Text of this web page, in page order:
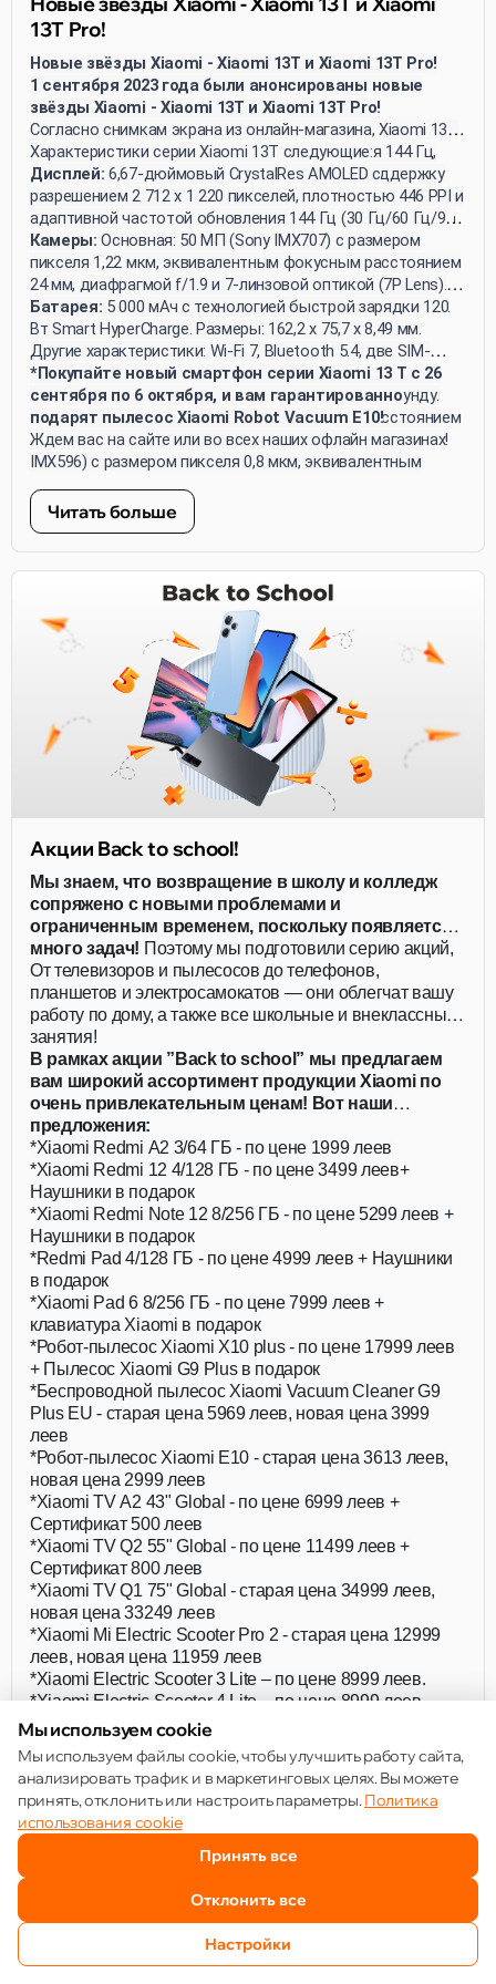
13T Pro!
Новые звёзды Xiaomi - Xiaomi 13T и Xiaomi 13T Pro!
1 сентября 2023 года были анонсированы новые
звёзды Xiaomi - Xiaomi 13T и Xiaomi 13T Pro!
Согласно снимкам экрана из онлайн-магазина, Xiaomi 13T
получил AMOLED-экран с частотой обновления 144 Гц,
камеру Leica, батарею ёмкостью 5000 мАч и поддержку
быстрой зарядки 67 Вт. Xiaomi 13T Pro также
поддерживает быструю зарядку мощностью 120 Вт. Оба
смартфона работают на платформе MIUI 14 и
поставляются с прилагаемыми зарядными устройствами.
Характеристики серии Xiaomi 13T следующие:
Дисплей:6,67-дюймовый CrystalRes AMOLED с
разрешением 2 712 x 1 220 пикселей, плотностью 446 PPI и
адаптивной частотой обновления 144 Гц (30 Гц/60 Гц/90
Гц/120 Гц/144 Гц). Типичная яркость составляет 500
нитов, с максимальной яркостью HBM 1 200 нитов и
пиковой 2 600 нитов. Экран охватывает 100% цветовой
гаммы DCI-P3 и поддерживает 10-битную глубину цвета.
Камеры: Основная: 50 МП (Sony IMX707) с размером
пикселя 1,22 мкм, эквивалентным фокусным расстоянием
24 мм, диафрагмой f/1.9 и 7-линзовой оптикой (7P Lens).
Телеобъектив: 50 МП (Omnivision OV50D) с оптическим
увеличением 2x, размером пикселя 0,61 мкм,
эквивалентным фокусным расстоянием 50 мм,
диафрагмой f/1.9 и 5-линзовой оптикой (5P Lens).
Широкоугольная: 13 МП (Omnivision OV13B) с размером
пикселя 1,12 мкм, эквивалентным фокусным расстоянием
15 мм и диафрагмой f/2.2. Фронтальная: 20 МП (Sony
IMX596) с размером пикселя 0,8 мкм, эквивалентным
Батарея: 5 000 мАч с технологией быстрой зарядки 120
Вт Smart HyperCharge. Размеры: 162,2 x 75,7 x 8,49 мм.
Другие характеристики: Wi-Fi 7, Bluetooth 5.4, две SIM-
карты, сертификация IP68 для водонепроницаемости и
пылезащиты, запись видео 4K при 30 кадрах в секунду.
*Покупайте новый смартфон серии Xiaomi 13 T с 26
сентября по 6 октября, и вам гарантированно
подарят пылесос Xiaomi Robot Vacuum E10!
Ждем вас на сайте или во всех наших офлайн магазинах!
Читать больше
Акции Back to school!
Мы знаем, что возвращение в школу и колледж
сопряжено с новыми проблемами и
ограниченным временем, поскольку появляется
много задач! Поэтому мы подготовили серию акций,
действующих для всей семьи!
От телевизоров и пылесосов до телефонов,
планшетов и электросамокатов — они облегчат вашу
работу по дому, а также все школьные и внеклассные
занятия!
В рамках акции ”Back to school” мы предлагаем
вам широкий ассортимент продукции Xiaomi по
очень привлекательным ценам! Вот наши
предложения:
*Xiaomi Redmi A2 3/64 ГБ - по цене 1999 леев
*Xiaomi Redmi 12 4/128 ГБ - по цене 3499 леев+
Наушники в подарок
*Xiaomi Redmi Note 12 8/256 ГБ - по цене 5299 леев +
Наушники в подарок
*Redmi Pad 4/128 ГБ - по цене 4999 леев + Наушники
в подарок
*Xiaomi Pad 6 8/256 ГБ - по цене 7999 леев +
клавиатура Xiaomi в подарок
*Робот-пылесос Xiaomi X10 plus - по цене 17999 леев
+ Пылесос Xiaomi G9 Plus в подарок
*Беспроводной пылесос Xiaomi Vacuum Cleaner G9
Plus EU - старая цена 5969 леев, новая цена 3999
леев
*Робот-пылесос Xiaomi E10 - старая цена 3613 леев,
новая цена 2999 леев
*Xiaomi TV A2 43" Global - по цене 6999 леев +
Сертификат 500 леев
*Xiaomi TV Q2 55" Global - по цене 11499 леев +
Сертификат 800 леев
*Xiaomi TV Q1 75" Global - старая цена 34999 леев,
новая цена 33249 леев
*Xiaomi Mi Electric Scooter Pro 2 - старая цена 12999
леев, новая цена 11959 леев
*Xiaomi Electric Scooter 3 Lite – по цене 8999 леев.
*Xiaomi Electric Scooter 4 Lite – по цене 8999 леев.
*Xiaomi Mi Electric Scooter 3 – по цене 9999 леев.
*Складной электрический велосипед Xiaomi Mi Smart –
по цене 17 999 леев.
Вы можете получить отличные скидки,
сертификаты или подарки!
*акция действует с 16.08 по 30.09
ПОЗВОНИТЬ ИЗБРАННОЕ КАТАЛОГ СРАВНЕНИЕ КОРЗИНА
Мы используем cookie
Мы используем файлы cookie, чтобы улучшить работу сайта,
анализировать трафик и в маркетинговых целях. Вы можете
принять, отклонить или настроить параметры.Политика
использования cookie
Принять все
Отклонить все
Настройки